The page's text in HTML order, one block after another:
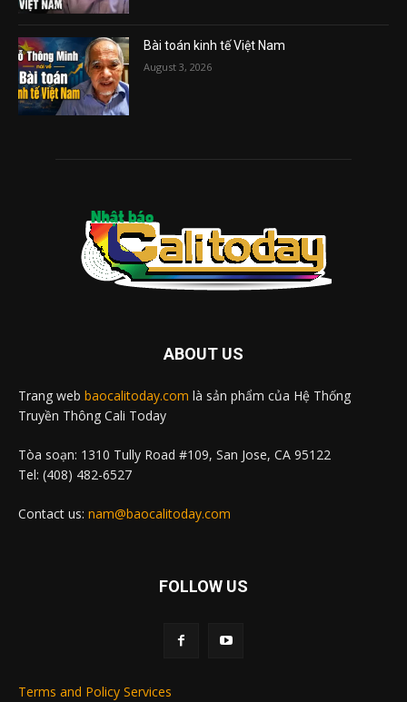
Bài toán kinh tế Việt Nam
August 3, 2026
ABOUT US
Trang web baocalitoday.com là sản phẩm của Hệ Thống
Truyền Thông Cali Today
Tòa soạn: 1310 Tully Road #109, San Jose, CA 95122
Tel: (408) 482-6527
Contact us: nam@baocalitoday.com
FOLLOW US
Terms and Policy Services